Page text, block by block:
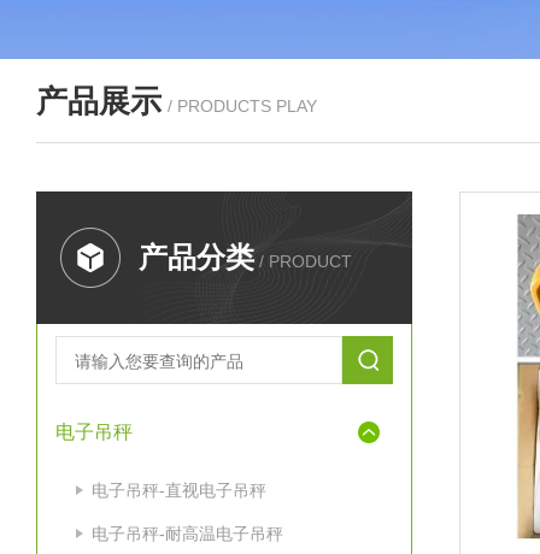
产品展示 / PRODUCTS PLAY
产品分类 / PRODUCT
电子吊秤
电子吊秤-直视电子吊秤
电子吊秤-耐高温电子吊秤